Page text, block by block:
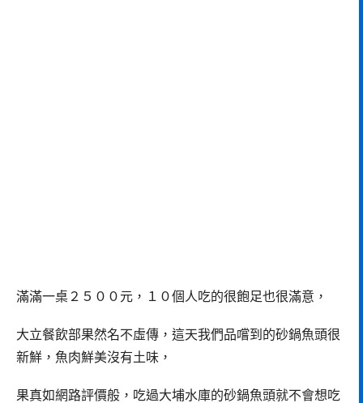
滿滿一桌２５００元，１０個人吃的很飽足也很滿意，
大立餐飲部果然名不虛傳，這天我們品嚐到的砂鍋魚頭很
新鮮，魚肉鮮美沒有土味，
果真如網路評價般，吃過大埔水庫的砂鍋魚頭就不會想吃